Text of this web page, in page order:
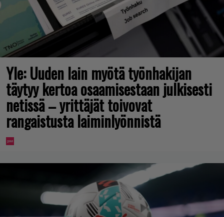
Yle: Uuden lain myötä työnhakijan
täytyy kertoa osaamisestaan julkisesti
netissä – yrittäjät toivovat
rangaistusta laiminlyönnistä